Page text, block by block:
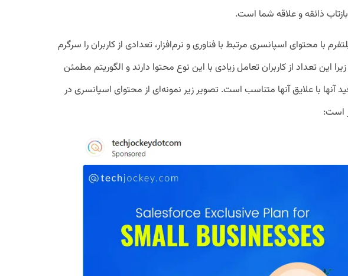
ذائقه و علاقه شما است.
با محتوای اسپانسری مرتبط با فناوری و نرم‌افزار، تعدادی از کاربران را سرگرم
این تعداد از کاربران تعامل زیادی با این نوع محتوا دارند و الگوریتم مطمئن
آنها با علایق آنها متناسب است. تصویر زیر نمونه‌ای از محتوای اسپانسری در
است: